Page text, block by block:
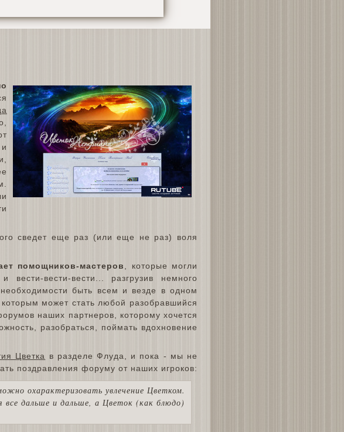
сведет еще раз (или еще не раз) воля
помощников-мастеров, которые могли
вести-вести... разгрузив немного
быть всем и везде в одном
может стать любой разобравшийся
наших партнеров, которому хочется
разобраться, поймать вдохновение
Цветка в разделе Флуда, и пока - мы не
поздравления форуму от наших игроков:
охарактеризовать увлечение Цветком.
дальше и дальше, а Цветок (как блюдо)